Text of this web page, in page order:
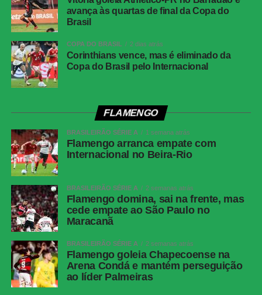
WhatsApp
Facebook
Twitter
Messenger
avança às quartas de final da Copa do
Brasil
COPA DO BRASIL 2 dias atrás
Corinthians vence, mas é eliminado da
Copa do Brasil pelo Internacional
FLAMENGO
BRASILEIRÃO SÉRIE A 1 semana atrás
Flamengo arranca empate com
Internacional no Beira-Rio
BRASILEIRÃO SÉRIE A 2 semanas atrás
Flamengo domina, sai na frente, mas
cede empate ao São Paulo no
Maracanã
BRASILEIRÃO SÉRIE A 2 semanas atrás
Flamengo goleia Chapecoense na
Arena Condá e mantém perseguição
ao líder Palmeiras